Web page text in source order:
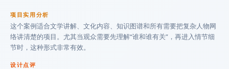
项目实用分析
这个案例适合文学讲解、文化内容、知识图谱和所有需要把复杂人物网
络讲清楚的项目。尤其当观众需要先理解“谁和谁有关”，再进入情节细
节时，这种形式非常有效。
设计点评